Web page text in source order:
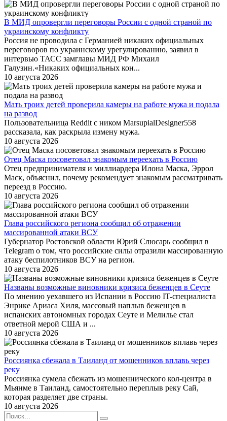
В МИД опровергли переговоры России с одной страной по
украинскому конфликту
Россия не проводила с Германией никаких официальных
переговоров по украинскому урегулированию, заявил в
интервью ТАСС замглавы МИД РФ Михаил
Галузин.«Никаких официальных кон...
10 августа 2026
Мать троих детей проверила камеры на работе мужа и подала
на развод
Пользовательница Reddit с ником MarsupialDesigner558
рассказала, как раскрыла измену мужа.
10 августа 2026
Отец Маска посоветовал знакомым переехать в Россию
Отец предпринимателя и миллиардера Илона Маска, Эррол
Маск, объяснил, почему рекомендует знакомым рассматривать
переезд в Россию.
10 августа 2026
Глава российского региона сообщил об отражении
массированной атаки ВСУ
Губернатор Ростовской области Юрий Слюсарь сообщил в
Telegram о том, что российские силы отразили массированную
атаку беспилотников ВСУ на регион.
10 августа 2026
Названы возможные виновники кризиса беженцев в Сеуте
По мнению уехавшего из Испании в Россию IT-специалиста
Энрике Ариаса Хиля, массовый наплыв беженцев в
испанских автономных городах Сеуте и Мелилье стал
ответной мерой США и ...
10 августа 2026
Россиянка сбежала в Таиланд от мошенников вплавь через
реку
Россиянка сумела сбежать из мошеннического кол-центра в
Мьянме в Таиланд, самостоятельно переплыв реку Сай,
которая разделяет две страны.
10 августа 2026